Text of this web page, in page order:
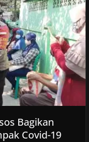
Bagikan
Covid-19